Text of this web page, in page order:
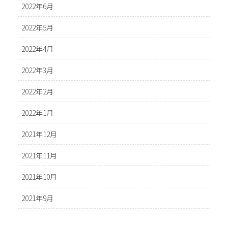
2022年6月
2022年5月
2022年4月
2022年3月
2022年2月
2022年1月
2021年12月
2021年11月
2021年10月
2021年9月